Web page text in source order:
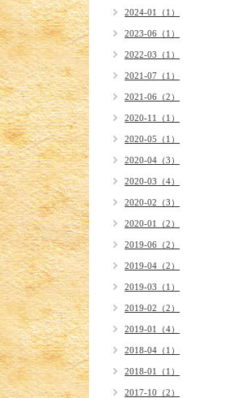
2024-01（1）
2023-06（1）
2022-03（1）
2021-07（1）
2021-06（2）
2020-11（1）
2020-05（1）
2020-04（3）
2020-03（4）
2020-02（3）
2020-01（2）
2019-06（2）
2019-04（2）
2019-03（1）
2019-02（2）
2019-01（4）
2018-04（1）
2018-01（1）
2017-10（2）